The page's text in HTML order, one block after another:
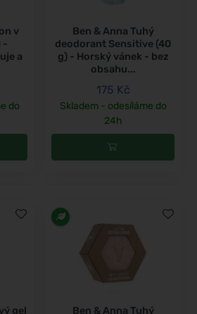
v
-
a
do
Ben & Anna Tuhý
deodorant Sensitive (40
g) - Horský vánek - bez
obsahu...
175 Kč
Skladem - odesíláme do
24h
gel
Ben & Anna Tuhý